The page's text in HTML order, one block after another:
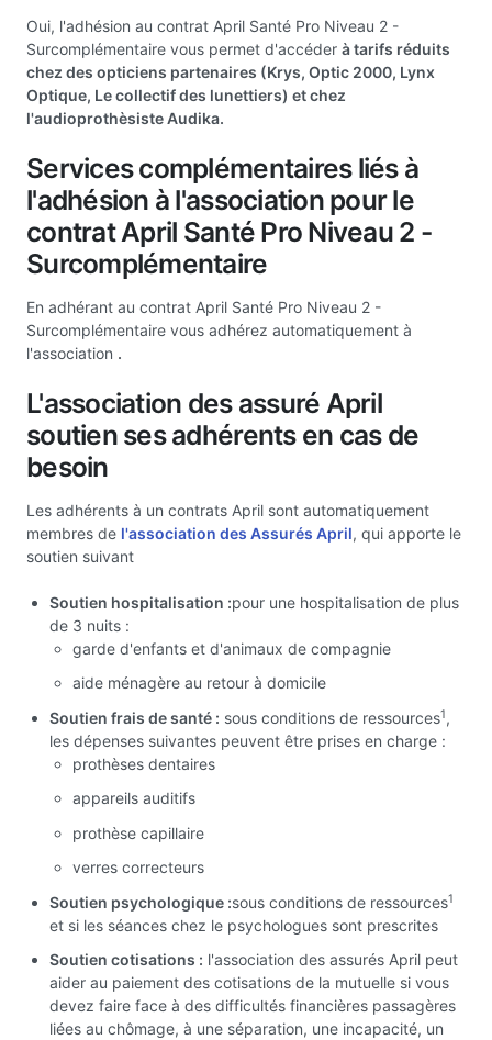
Oui, l'adhésion au contrat April Santé Pro Niveau 2 -
Surcomplémentaire vous permet d'accéder à tarifs réduits
chez des opticiens partenaires (Krys, Optic 2000, Lynx
Optique, Le collectif des lunettiers) et chez
l'audioprothèsiste Audika.
Services complémentaires liés à
l'adhésion à l'association pour le
contrat April Santé Pro Niveau 2 -
Surcomplémentaire
En adhérant au contrat April Santé Pro Niveau 2 -
Surcomplémentaire vous adhérez automatiquement à
l'association .
L'association des assuré April
soutien ses adhérents en cas de
besoin
Les adhérents à un contrats April sont automatiquement
membres de l'association des Assurés April, qui apporte le
soutien suivant
Soutien hospitalisation :pour une hospitalisation de plus
de 3 nuits :
garde d'enfants et d'animaux de compagnie
aide ménagère au retour à domicile
Soutien frais de santé : sous conditions de ressources1,
les dépenses suivantes peuvent être prises en charge :
prothèses dentaires
appareils auditifs
prothèse capillaire
verres correcteurs
Soutien psychologique :sous conditions de ressources1
et si les séances chez le psychologues sont prescrites
Soutien cotisations : l'association des assurés April peut
aider au paiement des cotisations de la mutuelle si vous
devez faire face à des difficultés financières passagères
liées au chômage, à une séparation, une incapacité, un